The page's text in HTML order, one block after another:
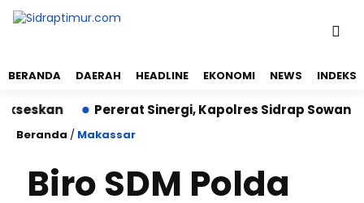
BERANDA DAERAH HEADLINE EKONOMI NEWS INDEKS
Pererat Sinergi, Kapolres Sidrap Sowan ke
Beranda / Makassar
Biro SDM Polda